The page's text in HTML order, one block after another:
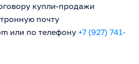
купли-продажи
почту
или по телефону +7 (927) 741-